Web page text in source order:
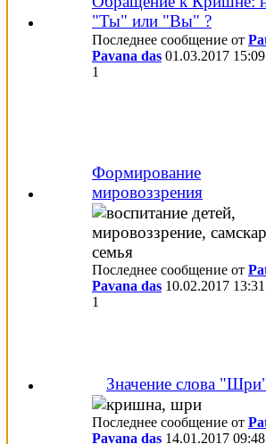
"Ты" или "Вы" ?
Последнее сообщение от
Pavana das 01.03.2017 15:09
1
Формирование
мировоззрения
Последнее сообщение от
Pavana das 10.02.2017 13:31
1
Значение слова
Последнее сообщение от
Pavana das 14.01.2017 09:48